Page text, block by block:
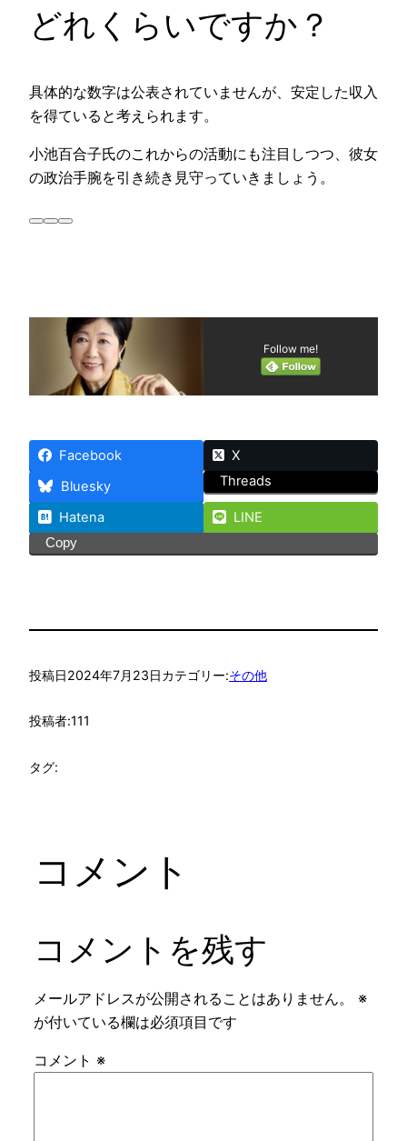
どれくらいですか？
具体的な数字は公表されていませんが、安定した収入
を得ていると考えられます。
小池百合子氏のこれからの活動にも注目しつつ、彼女
の政治手腕を引き続き見守っていきましょう。
Follow me!
Facebook
X
Bluesky
Threads
Hatena LINE
Copy
投稿日2024年7月23日カテゴリー:その他
投稿者:111
タグ:
コメント
コメントを残す
メールアドレスが公開されることはありません。
※
が付いている欄は必須項目です
コメント ※